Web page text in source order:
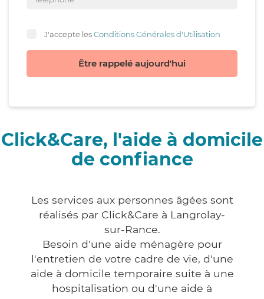
J'accepte lesConditions Générales d'Utilisation
Être rappelé aujourd'hui
Click&Care, l'aide à domicile
de confiance
Les services aux personnes âgées sont
réalisés par Click&Care à Langrolay-
sur-Rance.
Besoin d'une aide ménagère pour
l'entretien de votre cadre de vie, d'une
aide à domicile temporaire suite à une
hospitalisation ou d'une aide à